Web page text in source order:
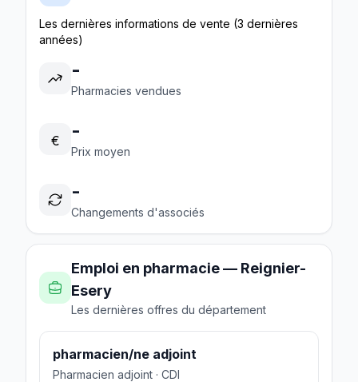
Les dernières informations de vente (3 dernières
années)
-
Pharmacies vendues
€ -
Prix moyen
-
Changements d'associés
Emploi en pharmacie — Reignier-
Esery
Les dernières offres du département
pharmacien/ne adjoint
Pharmacien adjoint · CDI